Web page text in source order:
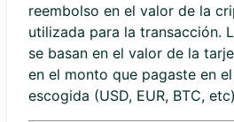
reembolso en el valor de la
utilizada para la transacción.
se basan en el valor de la
en el monto que pagaste en
escogida (USD, EUR, BTC,